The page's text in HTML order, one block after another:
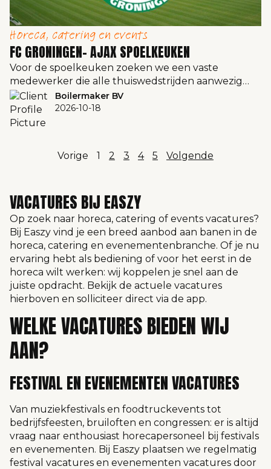
Horeca, catering en events
FC GRONINGEN- AJAX SPOELKEUKEN
Voor de spoelkeuken zoeken we een vaste
medewerker die alle thuiswedstrijden aanwezig…
Boilermaker BV
2026-10-18
Vorige 1 2 3 4 5 Volgende
VACATURES BIJ EASZY
Op zoek naar horeca, catering of events vacatures?
Bij Easzy vind je een breed aanbod aan banen in de
horeca, catering en evenementenbranche. Of je nu
ervaring hebt als bediening of voor het eerst in de
horeca wilt werken: wij koppelen je snel aan de
juiste opdracht. Bekijk de actuele vacatures
hierboven en solliciteer direct via de app.
WELKE VACATURES BIEDEN WIJ
AAN?
FESTIVAL EN EVENEMENTEN VACATURES
Van muziekfestivals en foodtruckevents tot
bedrijfsfeesten, bruiloften en congressen: er is altijd
vraag naar enthousiast horecapersoneel bij festivals
en evenementen. Bij Easzy plaatsen we regelmatig
festival vacatures en evenementen vacatures door